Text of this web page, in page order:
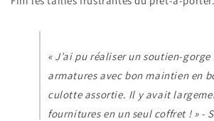
« J’ai pu réaliser un soutien-gorge
armatures avec bon maintien en
culotte assortie. Il y avait
fournitures en un seul coffret ! » -